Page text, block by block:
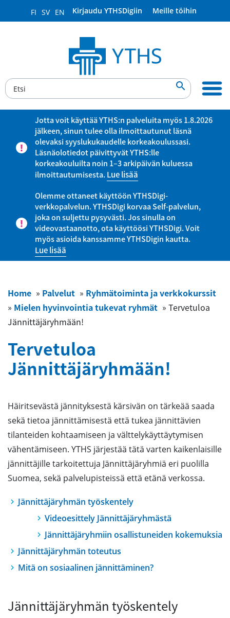
FI SV EN Kirjaudu YTHSDigiin Meille töihin

Jotta voit käyttää YTHS:n palveluita myös 1.8.2026
jälkeen, sinun tulee olla ilmoittautunut läsnä
olevaksi syyslukukaudelle korkeakoulussasi.
Läsnäolotiedot päivittyvät YTHS:lle
korkeakouluilta noin 1–3 arkipäivän kuluessa
ilmoittautumisesta.Lue lisää
Olemme ottaneet käyttöön YTHSDigi-
verkkopalvelun. YTHSDigi korvaa Self-palvelun,
joka on suljettu pysyvästi. Jos sinulla on
videovastaanotto, ota käyttöösi YTHSDigi. Voit
myös asioida kanssamme YTHSDigin kautta.
Lue lisää
Home » Palvelut » Ryhmätoiminta ja verkkokurssit
» Mielen hyvinvointia tukevat ryhmät » Tervetuloa
Jännittäjäryhmään!
Tervetuloa
Jännittäjäryhmään!
Häiritsevästä jännityksestä kärsivän on tärkeää saada
sekä tietoa jännittämisestä että tukea jännittävien
tilanteiden kohtaamiseen ja välttelykäyttäytymisen
vähentämiseen. YTHS järjestää tätä varten kaikenlaisille
jännittäjille tarkoitettuja Jännittäjäryhmiä eri puolilla
Suomea, sekä palvelupisteissä että etänä verkossa.
Jännittäjäryhmän työskentely
Videoesittely Jännittäjäryhmästä
Jännittäjäryhmiin osallistuneiden kokemuksia
Jännittäjäryhmän toteutus
Mitä on sosiaalinen jännittäminen?
Jännittäjäryhmän työskentely